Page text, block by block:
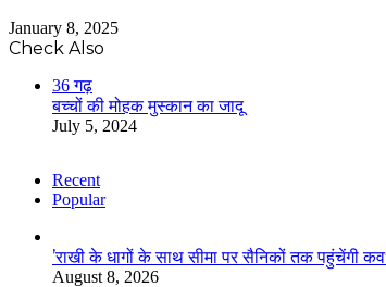
January 8, 2025
Check Also
36 गढ़
बच्चों की मोहक मुस्कान का जादू
July 5, 2024
Recent
Popular
’राखी के धागों के साथ सीमा पर सैनिकों तक पहुंचेंगी
August 8, 2026